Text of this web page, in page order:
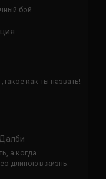
бой
как ты назвать!
а когда
длиною в жизнь.